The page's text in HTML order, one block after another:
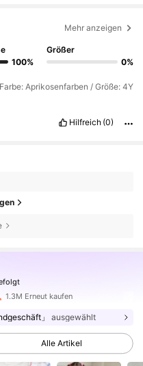
Mehr anzeigen
100%
Größer
0%
Farbe: Aprikosenfarben / Größe: 4Y
Hilfreich (0)
1.3M Erneut kaufen
」 ausgewählt
Alle Artikel